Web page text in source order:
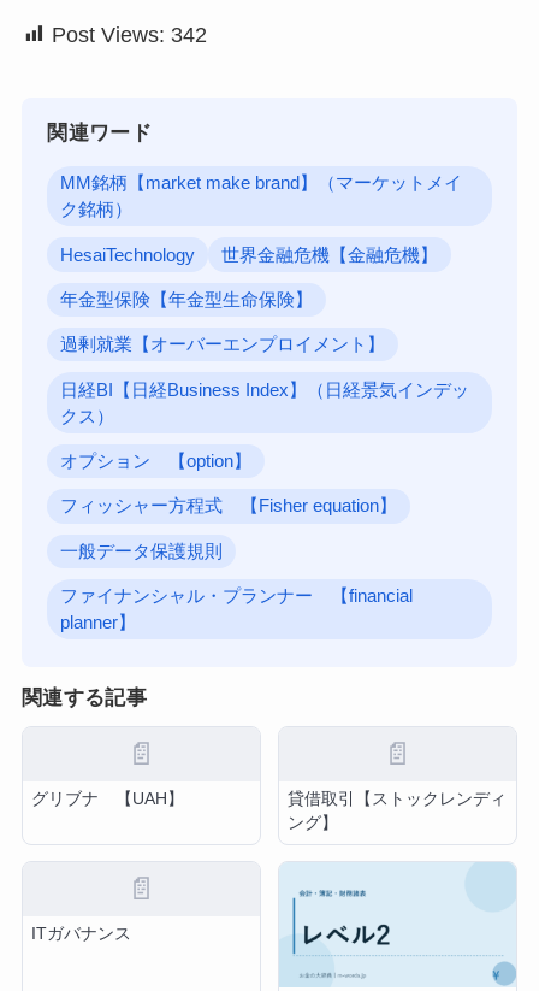
Post Views: 342
関連ワード
MM銘柄【market make brand】（マーケットメイ
ク銘柄）
HesaiTechnology 世界金融危機【金融危機】
年金型保険【年金型生命保険】
過剰就業【オーバーエンプロイメント】
日経BI【日経Business Index】（日経景気インデッ
クス）
オプション 【option】
フィッシャー方程式 【Fisher equation】
一般データ保護規則
ファイナンシャル・プランナー 【financial
planner】
関連する記事
📄
グリブナ 【UAH】
📄
貸借取引【ストックレンディ
ング】
📄
ITガバナンス